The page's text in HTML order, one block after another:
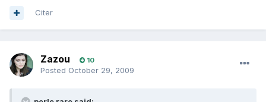
Citer
Zazou 10
Posted October 29, 2009